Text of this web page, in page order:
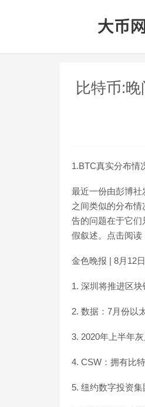
比特币:
1.BTC真实分布情
最近一份由彭博社
之间类似的分布
告的问题在于它
假叙述。点击阅读
金色晚报 | 8月12
1. 深圳将推进区块
2. 数据：7月份以
3. 2020年上半年
4. CSW：拥有比
5. 纽约数字投资集